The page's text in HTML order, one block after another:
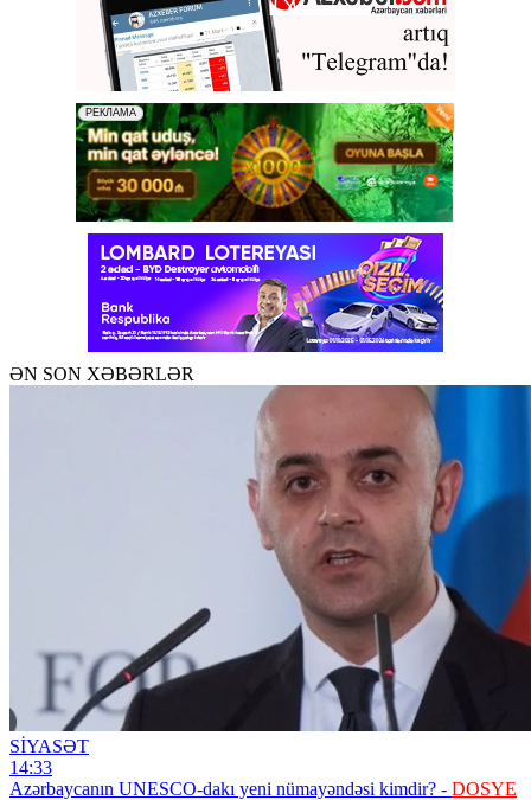
ƏN SON XƏBƏRLƏR
SİYASƏT
14:33
Azərbaycanın UNESCO-dakı yeni nümayəndəsi kimdir? - DOSYE